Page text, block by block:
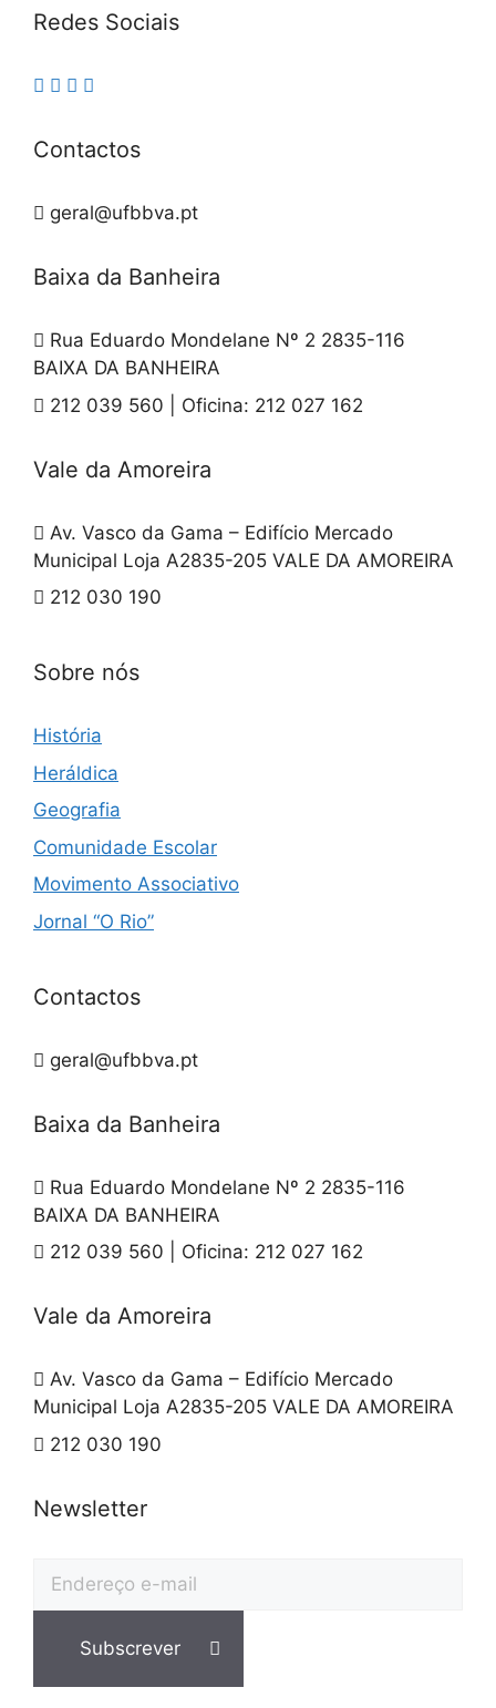
Redes Sociais
Contactos
geral@ufbbva.pt
Baixa da Banheira
Rua Eduardo Mondelane Nº 2 2835-116
BAIXA DA BANHEIRA
212 039 560 | Oficina: 212 027 162
Vale da Amoreira
Av. Vasco da Gama – Edifício Mercado
Municipal Loja A2835-205 VALE DA AMOREIRA
212 030 190
Sobre nós
História
Heráldica
Geografia
Comunidade Escolar
Movimento Associativo
Jornal “O Rio”
Contactos
geral@ufbbva.pt
Baixa da Banheira
Rua Eduardo Mondelane Nº 2 2835-116
BAIXA DA BANHEIRA
212 039 560 | Oficina: 212 027 162
Vale da Amoreira
Av. Vasco da Gama – Edifício Mercado
Municipal Loja A2835-205 VALE DA AMOREIRA
212 030 190
Newsletter